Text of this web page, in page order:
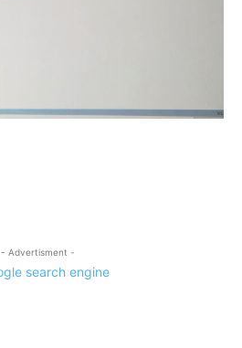
- Advertisment -